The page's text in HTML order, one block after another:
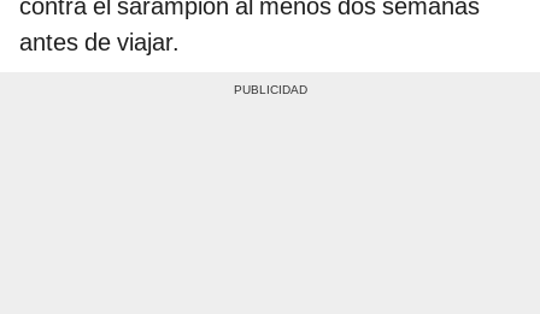
contra el sarampión al menos dos semanas
antes de viajar.